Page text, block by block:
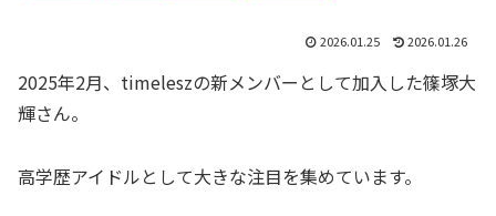
2026.01.25 2026.01.26
2025年2月、timeleszの新メンバーとして加入した篠塚大
輝さん。
高学歴アイドルとして大きな注目を集めています。